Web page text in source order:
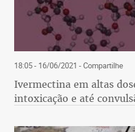
18:05 - 16/06/2021 - Compartilhe
Ivermectina em altas
intoxicação e até